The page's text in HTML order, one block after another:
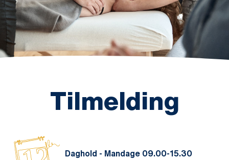
Tilmelding
Daghold - Mandage 09.00-15.30